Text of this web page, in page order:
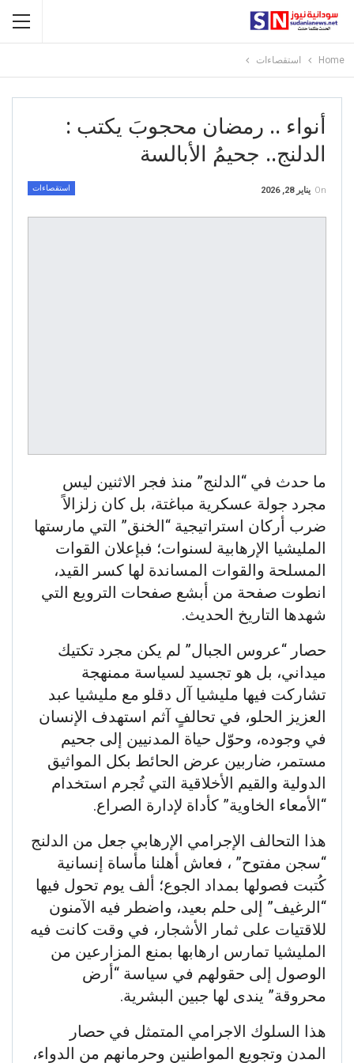
Home استقصاءات
أنواء .. رمضان محجوبَ يكتب : ​
الدلنج.. جحيمُ الأبالسة
استقصاءات On يناير 28, 2026
ما حدث في “الدلنج” منذ فجر الاثنين ليس
مجرد جولة عسكرية مباغتة، بل كان زلزالاً
ضرب أركان استراتيجية “الخنق” التي مارستها
المليشيا الإرهابية لسنوات؛ فبإعلان القوات
المسلحة والقوات المساندة لها كسر القيد،
انطوت صفحة من أبشع صفحات الترويع التي
شهدها التاريخ الحديث.
حصار “عروس الجبال” لم يكن مجرد تكتيك
ميداني، بل هو تجسيد لسياسة ممنهجة
تشاركت فيها مليشيا آل دقلو مع مليشيا عبد
العزيز الحلو، في تحالفٍ آثم استهدف الإنسان
في وجوده، وحوّل حياة المدنيين إلى جحيم
مستمر، ضاربين عرض الحائط بكل المواثيق
الدولية والقيم الأخلاقية التي تُجرم استخدام
“الأمعاء الخاوية” كأداة لإدارة الصراع.
هذا التحالف الإجرامي الإرهابي جعل من الدلنج
“سجن مفتوح” ، فعاش أهلنا مأساة إنسانية
كُتبت فصولها بمداد الجوع؛ ألف يوم تحول فيها
“الرغيف” إلى حلم بعيد، واضطر فيه الآمنون
للاقتيات على ثمار الأشجار، في وقت كانت فيه
المليشيا تمارس ارهابها بمنع المزارعين من
الوصول إلى حقولهم في سياسة “أرض
محروقة” يندى لها جبين البشرية.
هذا السلوك الاجرامي المتمثل في حصار
المدن وتجويع المواطنين وحرمانهم من الدواء،